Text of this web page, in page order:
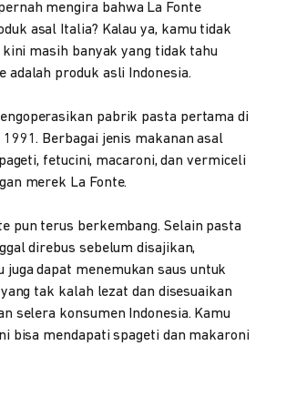
mengira bahwa La Fonte
asal Italia? Kalau ya, kamu tidak
kini masih banyak yang tidak tahu
adalah produk asli Indonesia.
pabrik pasta pertama di
1991. Berbagai jenis makanan asal
fetucini, macaroni, dan vermiceli
merek La Fonte.
pun terus berkembang. Selain pasta
direbus sebelum disajikan,
juga dapat menemukan saus untuk
tak kalah lezat dan disesuaikan
selera konsumen Indonesia. Kamu
bisa mendapati spageti dan makaroni